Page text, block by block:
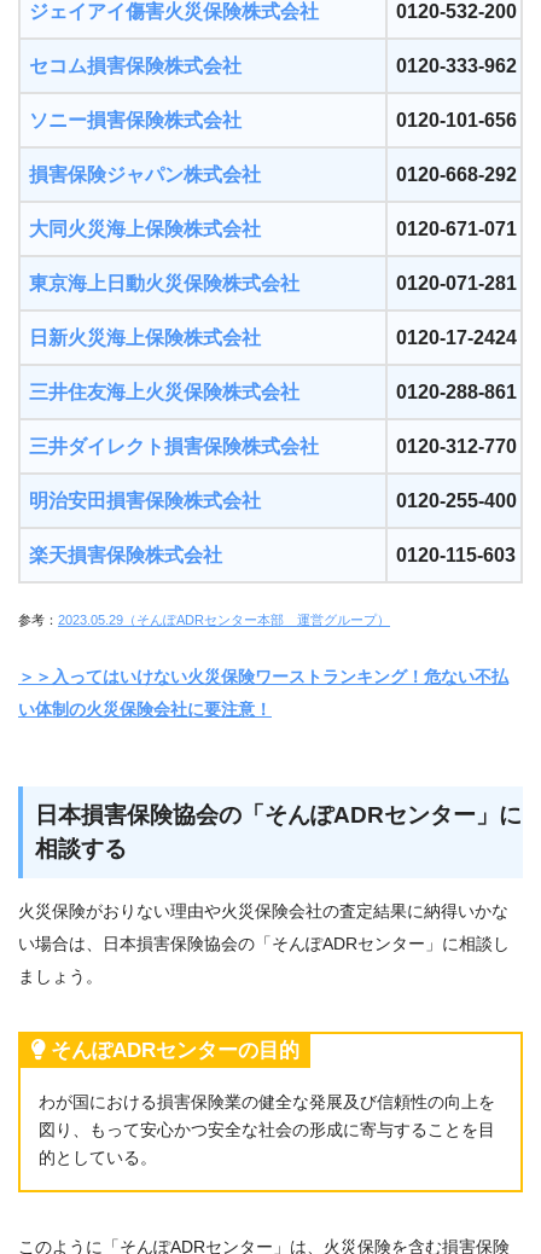
ジェイアイ傷害火災保険株式会社 0120-532-200
セコム損害保険株式会社 0120-333-962
ソニー損害保険株式会社 0120-101-656
損害保険ジャパン株式会社 0120-668-292
大同火災海上保険株式会社 0120-671-071
東京海上日動火災保険株式会社 0120-071-281
日新火災海上保険株式会社 0120-17-2424
三井住友海上火災保険株式会社 0120-288-861
三井ダイレクト損害保険株式会社 0120-312-770
明治安田損害保険株式会社 0120-255-400
楽天損害保険株式会社 0120-115-603
参考： 2023.05.29（そんぽADRセンター本部 運営グループ）
＞＞入ってはいけない火災保険ワーストランキング！危ない不払
い体制の火災保険会社に要注意！
日本損害保険協会の「そんぽADRセンター」に
相談する
火災保険がおりない理由や火災保険会社の査定結果に納得いかな
い場合は、日本損害保険協会の「そんぽADRセンター」に相談し
ましょう。
そんぽADRセンターの目的
わが国における損害保険業の健全な発展及び信頼性の向上を
図り、もって安心かつ安全な社会の形成に寄与することを目
的としている。
このように「そんぽADRセンター」は、火災保険を含む損害保険